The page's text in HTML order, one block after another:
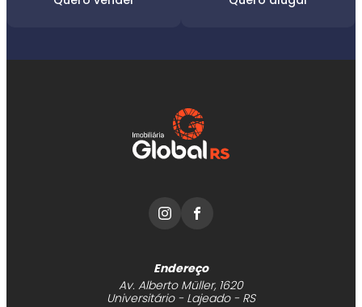
Endereço
Av. Alberto Müller, 1620
Universitário - Lajeado - RS